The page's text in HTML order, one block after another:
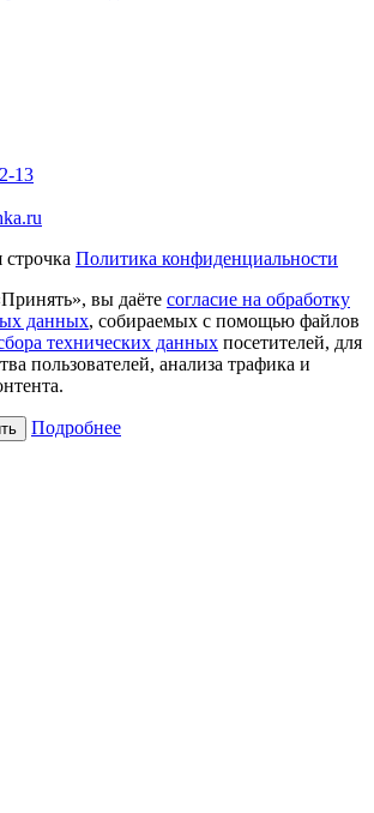
13
Политика конфиденциальности
вы даёте согласие на обработку
данных, собираемых с помощью файлов
технических данных посетителей, для
пользователей, анализа трафика и
Подробнее